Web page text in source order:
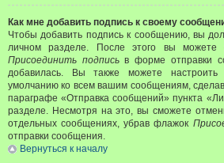
Как мне добавить подпись к своему
Чтобы добавить подпись к сообщению, вы
личном разделе. После этого вы можете
Присоединить подписьв форме отправки
добавилась. Вы также можете
умолчанию ко всем вашим сообщениям,
параграфе «Отправка сообщений» пункта
разделе. Несмотря на это, вы сможете
отдельных сообщениях, убрав флажок
отправки сообщения.
Вернуться к началу